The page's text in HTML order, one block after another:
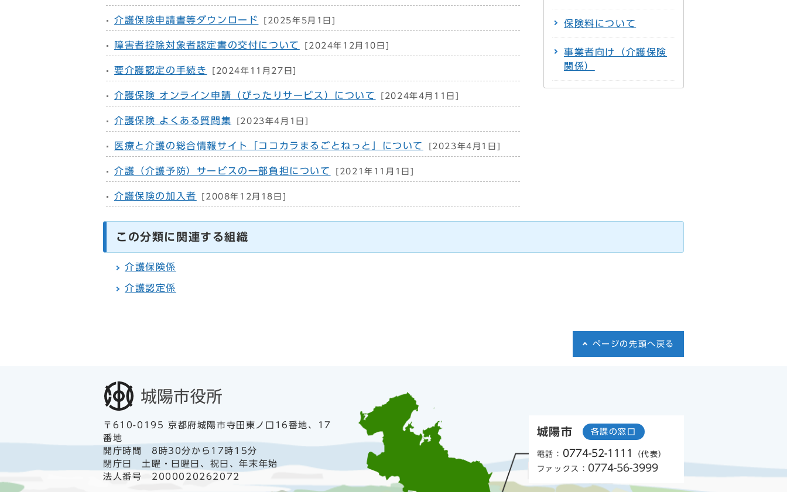
介護保険申請書等ダウンロード [2025年5月1日]
障害者控除対象者認定書の交付について [2024年12月10日]
要介護認定の手続き [2024年11月27日]
介護保険 オンライン申請（ぴったりサービス）について [2024年4月11日]
介護保険 よくある質問集 [2023年4月1日]
医療と介護の総合情報サイト「ココカラまるごとねっと」について [2023年4月1日]
介護（介護予防）サービスの一部負担について [2021年11月1日]
介護保険の加入者 [2008年12月18日]
保険料について
事業者向け（介護保険
関係）
この分類に関連する組織
介護保険係
介護認定係
ページの先頭へ戻る
〒610-0195 京都府城陽市寺田東ノ口16番地、17
番地
開庁時間 8時30分から17時15分
閉庁日 土曜・日曜日、祝日、年末年始
法人番号 2000020262072
城陽市 各課の窓口
電話： 0774-52-1111
（代表）
ファックス： 0774-56-3999